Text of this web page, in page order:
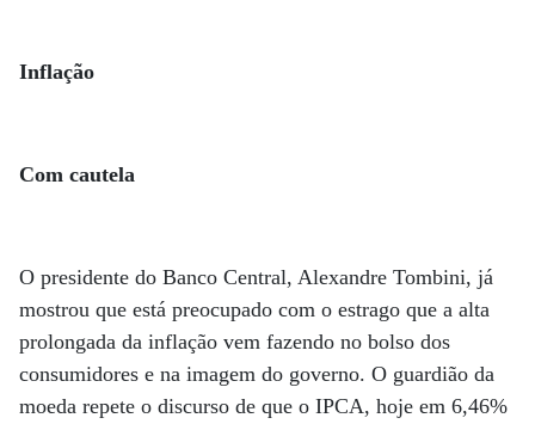
Inflação
Com cautela
O presidente do Banco Central, Alexandre Tombini, já
mostrou que está preocupado com o estrago que a alta
prolongada da inflação vem fazendo no bolso dos
consumidores e na imagem do governo. O guardião da
moeda repete o discurso de que o IPCA, hoje em 6,46%